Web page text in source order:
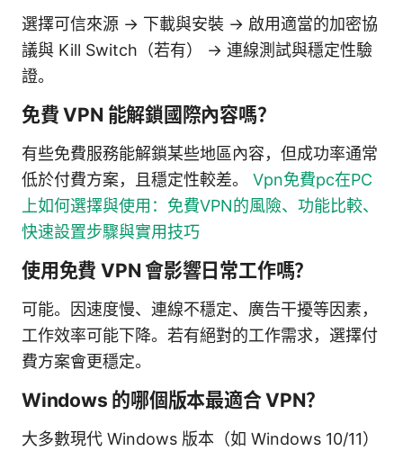
選擇可信來源 → 下載與安裝 → 啟用適當的加密協
議與 Kill Switch（若有） → 連線測試與穩定性驗
證。
免費 VPN 能解鎖國際內容嗎？
有些免費服務能解鎖某些地區內容，但成功率通常
低於付費方案，且穩定性較差。 Vpn免費pc在PC
上如何選擇與使用：免費VPN的風險、功能比較、
快速設置步驟與實用技巧
使用免費 VPN 會影響日常工作嗎？
可能。因速度慢、連線不穩定、廣告干擾等因素，
工作效率可能下降。若有絕對的工作需求，選擇付
費方案會更穩定。
Windows 的哪個版本最適合 VPN？
大多數現代 Windows 版本（如 Windows 10/11）